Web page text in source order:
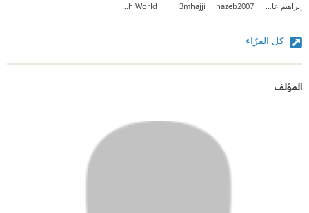
إبراهيم عادل hazeb2007
3mhajji
Arch World
كل القرّاء
المؤلف